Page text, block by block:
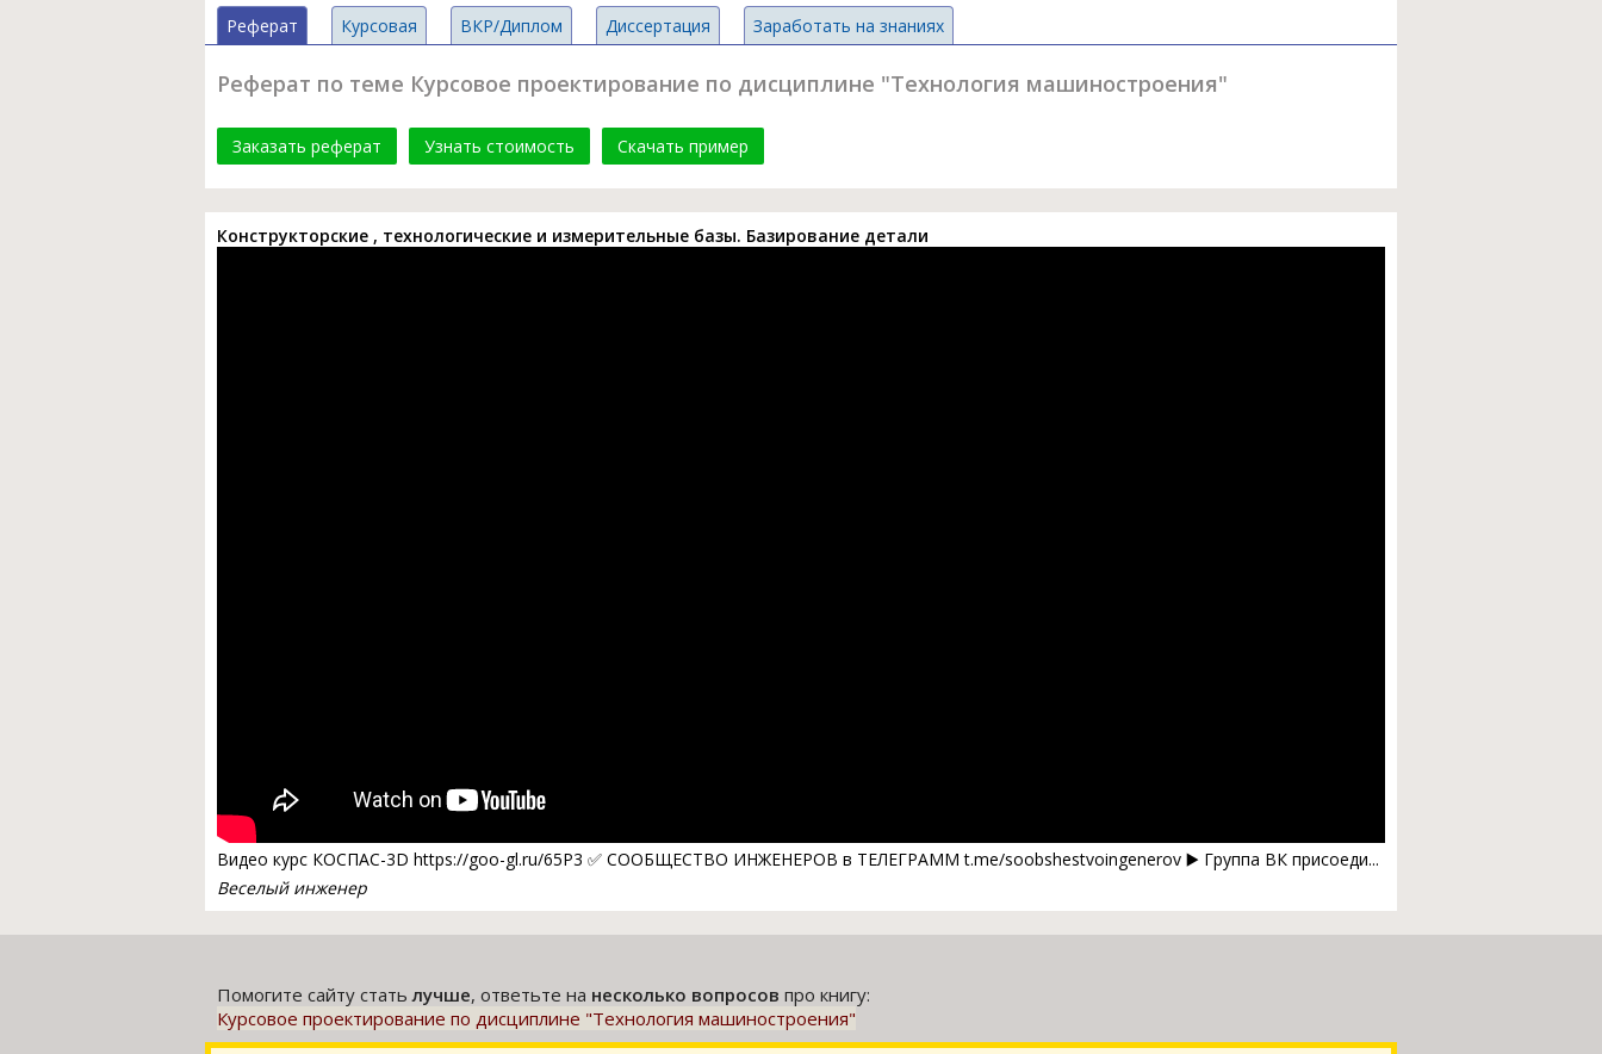
Реферат Курсовая ВКР/Диплом Диссертация Заработать на знаниях
Реферат по теме Курсовое проектирование по дисциплине "Технология машиностроения"
Заказать реферат Узнать стоимость Скачать пример
Конструкторские , технологические и измерительные базы. Базирование детали
Видео курс КОСПАС-3D https://goo-gl.ru/65P3 ✅ СООБЩЕСТВО ИНЖЕНЕРОВ в ТЕЛЕГРАММ t.me/soobshestvoingenerov ▶️ Группа ВК присоеди...
Веселый инженер
Помогите сайту статьлучше, ответьте на несколько вопросов про книгу:
Курсовое проектирование по дисциплине "Технология машиностроения"